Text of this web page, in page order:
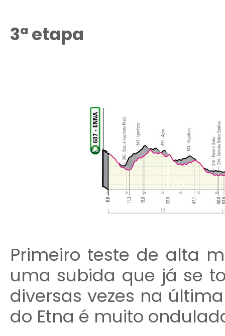
3ª etapa
Primeiro teste de alta
uma subida que já se
diversas vezes na
do Etna é muito